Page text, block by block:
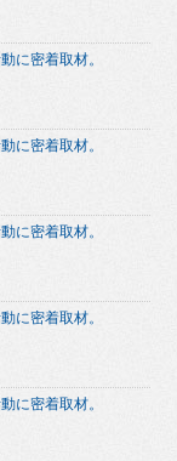
に密着取材。
に密着取材。
に密着取材。
に密着取材。
に密着取材。